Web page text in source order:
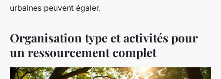
urbaines peuvent égaler.
Organisation type et activités pour
un ressourcement complet